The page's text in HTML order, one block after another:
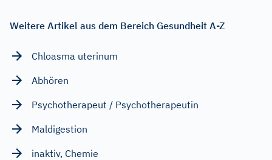
Weitere Artikel aus dem Bereich Gesundheit A-Z
Chloasma uterinum
Abhören
Psychotherapeut / Psychotherapeutin
Maldigestion
inaktiv, Chemie